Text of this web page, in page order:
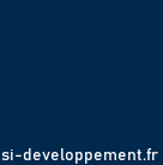
si-developpement.fr